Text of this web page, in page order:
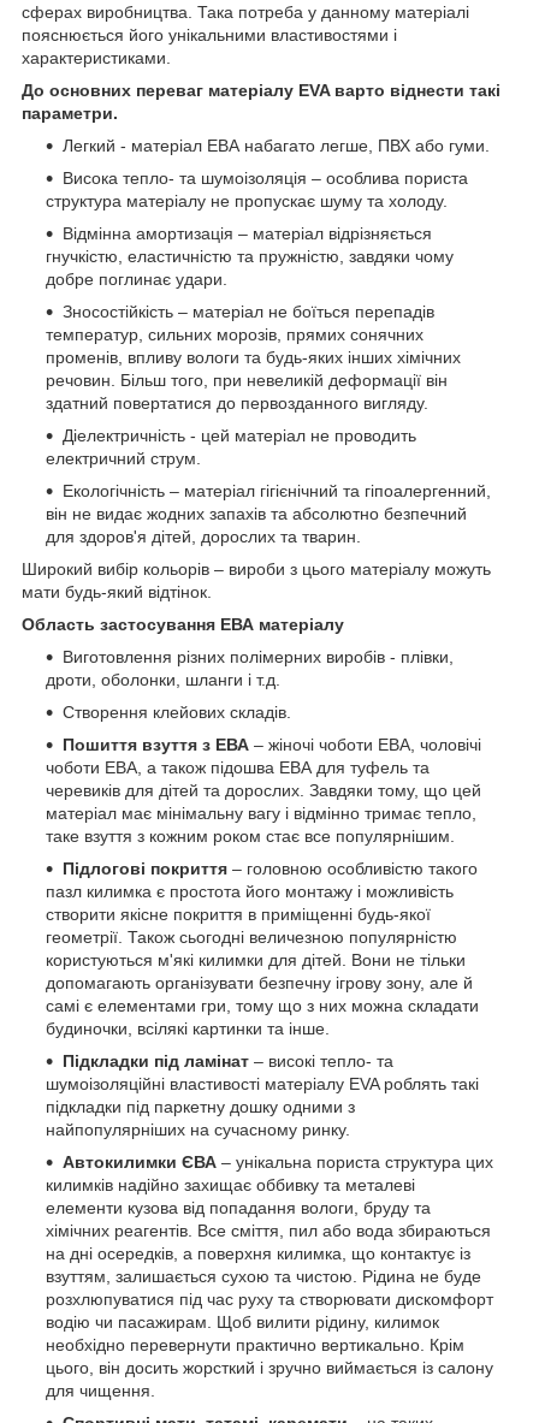
сферах виробництва. Така потреба у данному матеріалі
пояснюється його унікальними властивостями і
характеристиками.
До основних переваг матеріалу EVA варто віднести такі
параметри.
Легкий - матеріал ЕВА набагато легше, ПВХ або гуми.
Висока тепло- та шумоізоляція – особлива пориста
структура матеріалу не пропускає шуму та холоду.
Відмінна амортизація – матеріал відрізняється
гнучкістю, еластичністю та пружністю, завдяки чому
добре поглинає удари.
Зносостійкість – матеріал не боїться перепадів
температур, сильних морозів, прямих сонячних
променів, впливу вологи та будь-яких інших хімічних
речовин. Більш того, при невеликій деформації він
здатний повертатися до первозданного вигляду.
Діелектричність - цей матеріал не проводить
електричний струм.
Екологічність – матеріал гігієнічний та гіпоалергенний,
він не видає жодних запахів та абсолютно безпечний
для здоров'я дітей, дорослих та тварин.
Широкий вибір кольорів – вироби з цього матеріалу можуть
мати будь-який відтінок.
Область застосування ЕВА матеріалу
Виготовлення різних полімерних виробів - плівки,
дроти, оболонки, шланги і т.д.
Створення клейових складів.
Пошиття взуття з ЕВА – жіночі чоботи ЕВА, чоловічі
чоботи ЕВА, а також підошва ЕВА для туфель та
черевиків для дітей та дорослих. Завдяки тому, що цей
матеріал має мінімальну вагу і відмінно тримає тепло,
таке взуття з кожним роком стає все популярнішим.
Підлогові покриття – головною особливістю такого
пазл килимка є простота його монтажу і можливість
створити якісне покриття в приміщенні будь-якої
геометрії. Також сьогодні величезною популярністю
користуються м'які килимки для дітей. Вони не тільки
допомагають організувати безпечну ігрову зону, але й
самі є елементами гри, тому що з них можна складати
будиночки, всілякі картинки та інше.
Підкладки під ламінат – високі тепло- та
шумоізоляційні властивості матеріалу EVA роблять такі
підкладки під паркетну дошку одними з
найпопулярніших на сучасному ринку.
Автокилимки ЄВА – унікальна пориста структура цих
килимків надійно захищає оббивку та металеві
елементи кузова від попадання вологи, бруду та
хімічних реагентів. Все сміття, пил або вода збираються
на дні осередків, а поверхня килимка, що контактує із
взуттям, залишається сухою та чистою.
Рідина не буде
розхлюпуватися під час руху та створювати дискомфорт
водію чи пасажирам.
Щоб вилити рідину, килимок
необхідно перевернути практично вертикально. Крім
цього, він досить жорсткий і зручно виймається із салону
для чищення.